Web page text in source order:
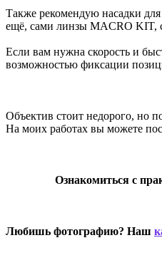
Также рекомендую насадки
ещё, сами линзы MACRO KIT,
Если вам нужна скорость и
возможностью фиксации
Объектив стоит недорого, но
На моих работах вы можете
Ознакомиться с
Любишь фотографию? Наш